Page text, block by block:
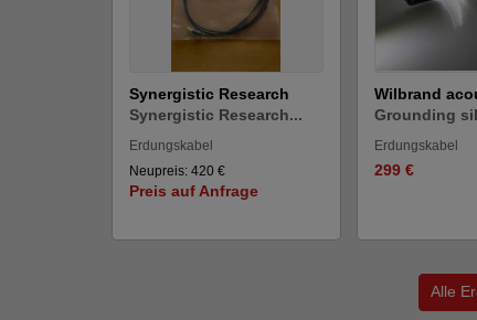
Synergistic Research
Synergistic Research...
Erdungskabel
Neupreis: 420 €
Preis auf Anfrage
Wilbrand
Grounding
Erdungskabel
299 €
Alle